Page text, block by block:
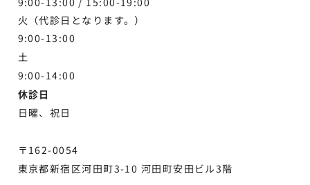
火（代診日となります。）
9:00-13:00
土
9:00-14:00
休診日
日曜、祝日
〒162-0054
東京都新宿区河田町3-10 河田町安田ビル3階